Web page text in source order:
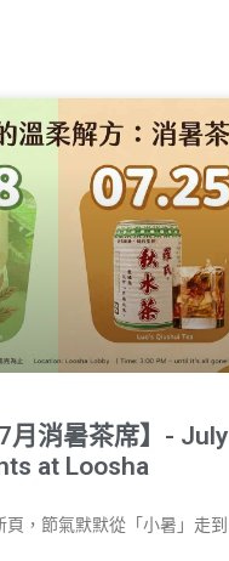
月消暑茶席】- July
at Loosha
頁，節氣默默從「小暑」走到